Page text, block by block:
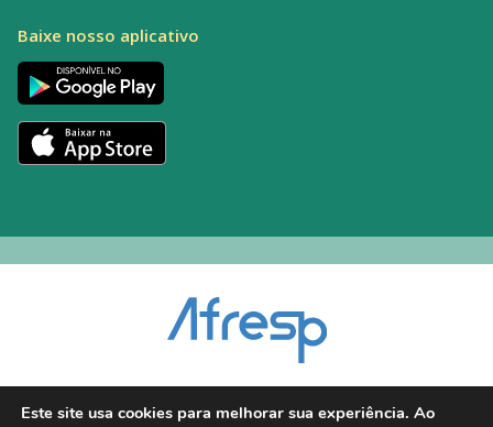
Baixe nosso aplicativo
dpo@afresp.org.br
Este site usa cookies para melhorar sua experiência. Ao